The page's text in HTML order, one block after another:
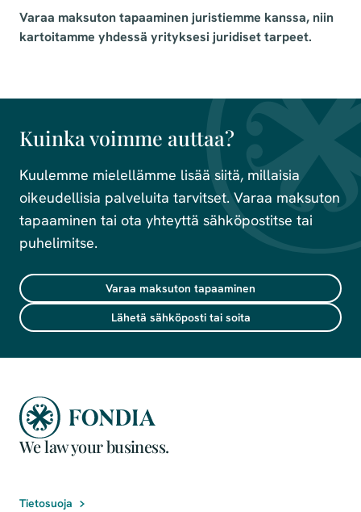
Varaa maksuton tapaaminen juristiemme kanssa, niin
kartoitamme yhdessä yrityksesi juridiset tarpeet.
Kuinka voimme auttaa?
Kuulemme mielellämme lisää siitä, millaisia
oikeudellisia palveluita tarvitset. Varaa maksuton
tapaaminen tai ota yhteyttä sähköpostitse tai
puhelimitse.
Varaa maksuton tapaaminen
Lähetä sähköposti tai soita
We law your business.
Tietosuoja